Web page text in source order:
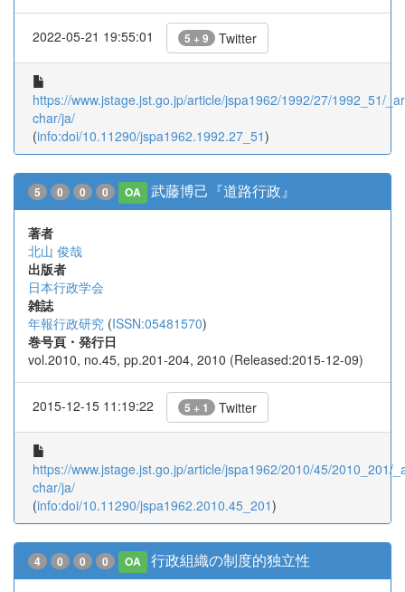
2022-05-21 19:55:01 5 + 9 Twitter
https://www.jstage.jst.go.jp/article/jspa1962/1992/27/1992_51/
char/ja/
(info:doi/10.11290/jspa1962.1992.27_51)
5 0 0 0 OA 武藤博己『道路行政』
著者
北山 俊哉
出版者
日本行政学会
雑誌
年報行政研究 (ISSN:05481570)
巻号頁・発行日
vol.2010, no.45, pp.201-204, 2010 (Released:2015-12-09)
2015-12-15 11:19:22 5 + 1 Twitter
https://www.jstage.jst.go.jp/article/jspa1962/2010/45/2010_201/
char/ja/
(info:doi/10.11290/jspa1962.2010.45_201)
4 0 0 0 OA 行政組織の制度的独立性